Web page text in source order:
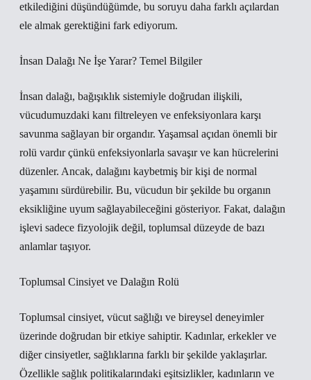
etkilediğini düşündüğümde, bu soruyu daha farklı açılardan
ele almak gerektiğini fark ediyorum.
İnsan Dalağı Ne İşe Yarar? Temel Bilgiler
İnsan dalağı, bağışıklık sistemiyle doğrudan ilişkili,
vücudumuzdaki kanı filtreleyen ve enfeksiyonlara karşı
savunma sağlayan bir organdır. Yaşamsal açıdan önemli bir
rolü vardır çünkü enfeksiyonlarla savaşır ve kan hücrelerini
düzenler. Ancak, dalağını kaybetmiş bir kişi de normal
yaşamını sürdürebilir. Bu, vücudun bir şekilde bu organın
eksikliğine uyum sağlayabileceğini gösteriyor. Fakat, dalağın
işlevi sadece fizyolojik değil, toplumsal düzeyde de bazı
anlamlar taşıyor.
Toplumsal Cinsiyet ve Dalağın Rolü
Toplumsal cinsiyet, vücut sağlığı ve bireysel deneyimler
üzerinde doğrudan bir etkiye sahiptir. Kadınlar, erkekler ve
diğer cinsiyetler, sağlıklarına farklı bir şekilde yaklaşırlar.
Özellikle sağlık politikalarındaki eşitsizlikler, kadınların ve